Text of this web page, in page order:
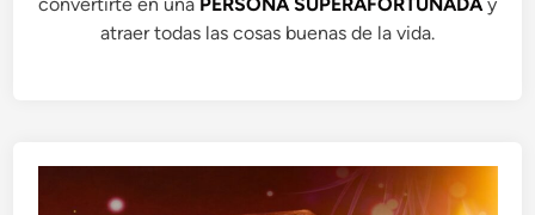
convertirte en una PERSONA SUPERAFORTUNADAy
atraer todas las cosas buenas de la vida.